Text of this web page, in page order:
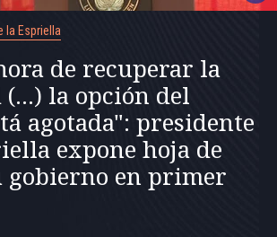
la Espriella
de recuperar la
la opción del
agotada": presidente
expone hoja de
gobierno en primer